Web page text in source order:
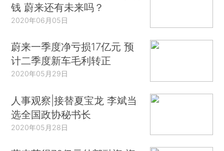
钱 蔚来还有未来吗？
2020年06月05日
蔚来一季度净亏损17亿元 预
计二季度新车毛利转正
2020年05月29日
人事观察|接替夏宝龙 李斌当
选全国政协秘书长
2020年05月28日